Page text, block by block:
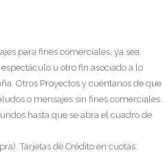
para fines comerciales, ya sea
u otro fin asociado a lo
Otros Proyectos y cuéntanos de que
o mensajes sin fines comerciales.
hasta que se abra el cuadro de
Tarjetas de Crédito en cuotas.